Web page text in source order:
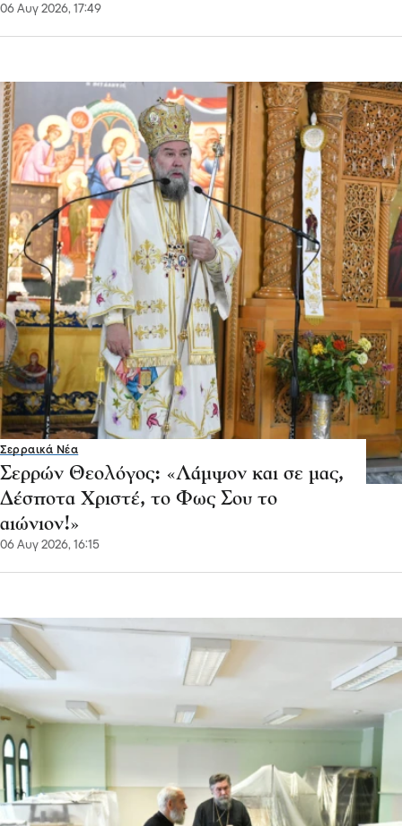
06 Αυγ 2026, 17:49
Σερραικά Νέα
Σερρών Θεολόγος: «Λάμψον και σε μας,
Δέσποτα Χριστέ, το Φως Σου το
αιώνιον!»
06 Αυγ 2026, 16:15